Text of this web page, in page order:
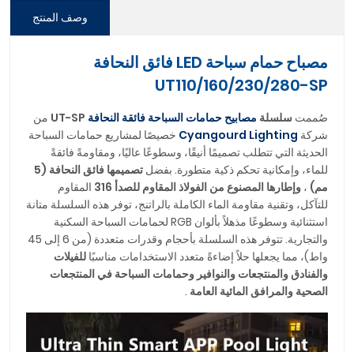
وصف المنتج
مصباح حمام سباحة LED فائق النحافة
UT110/160/230/280-SP
صُممت سلسلة مصابيح حمامات السباحة فائقة النحافة
من
شركة Cyangourd Lighting خصيصًا لمشاريع حمامات السباحة
الحديثة التي تتطلب تصميمًا أنيقًا، وسطوعًا عاليًا، ومقاومةً فائقةً
للماء، وإمكانية تحكم ذكية متطورة. بفضل
تصميمها فائق النحافة (5
مم) ، وإطارها المصنوع من الفولاذ المقاوم للصدأ 316
المقاوم
للتآكل، وتقنية مقاومة الماء الكاملة بالراتنج، توفر هذه السلسلة متانة
استثنائية وسطوعًا مذهلاً بألوان RGB لحمامات السباحة السكنية
والتجارية. تتوفر هذه السلسلة بأحجام وقدرات متعددة (من 6 إلى 45
واط)، مما يجعلها حلاً إضاءةً متعدد الاستخدامات مناسبًا للفيلات
والفنادق والمنتجعات والنوافير وحمامات السباحة في المنتجعات
الصحية والمرافق المائية العامة .